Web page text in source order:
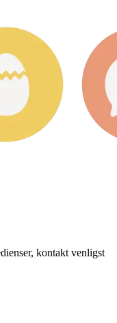
kontakt venligst